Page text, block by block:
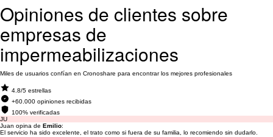
Opiniones de clientes sobre
empresas de
impermeabilizaciones
Miles de usuarios confían en Cronoshare para encontrar los mejores profesionales
4.8/5 estrellas
+60.000 opiniones recibidas
100% verificadas
JU
Juan opina de Emilio:
El servicio ha sido excelente, el trato como si fuera de su familia, lo recomiendo sin dudarlo.